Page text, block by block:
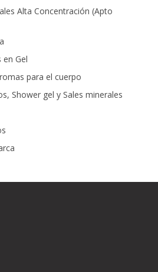
Alta Concentración (Apto
Gel
para el cuerpo
Shower gel y Sales minerales